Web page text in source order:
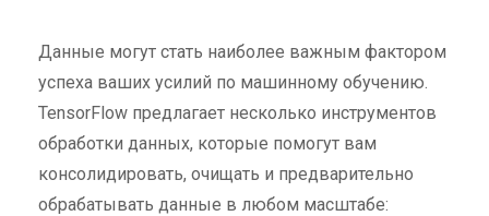
Данные могут стать наиболее важным фактором
успеха ваших усилий по машинному обучению.
TensorFlow предлагает несколько инструментов
обработки данных, которые помогут вам
консолидировать, очищать и предварительно
обрабатывать данные в любом масштабе: